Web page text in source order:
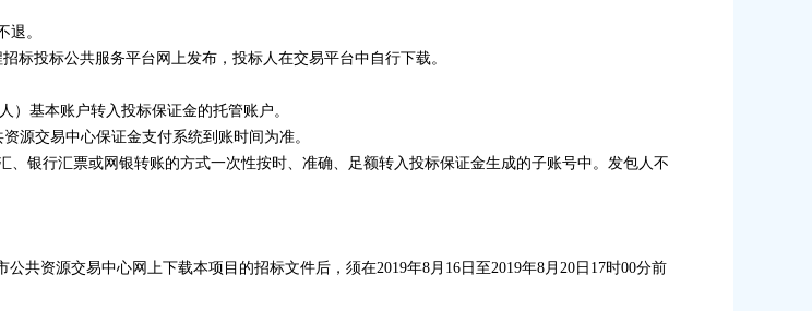
退。
标投标公共服务平台网上发布，投标人在交易平台中自行下载。
） 基本账户转入投标保证金的托管账户。
源交易中心保证金支付系统到账时间为准。
银行汇票或网银转账的方式一次性按时、准确、足额转入投标保证金生成的子账号中。发包人不
公共资源交易中心网上下载本项目的招标文件后，须在2019年8月 16 日至2019年8月 20 日 17时00分前